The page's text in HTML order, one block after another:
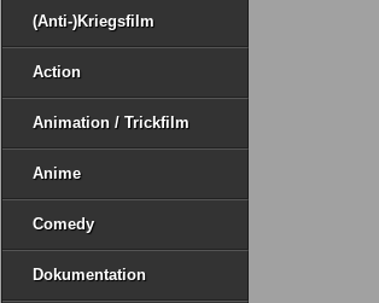
(Anti-)Kriegsfilm
Action
Animation / Trickfilm
Anime
Comedy
Dokumentation